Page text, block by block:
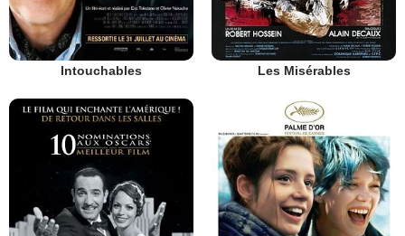
Intouchables Les Misérables